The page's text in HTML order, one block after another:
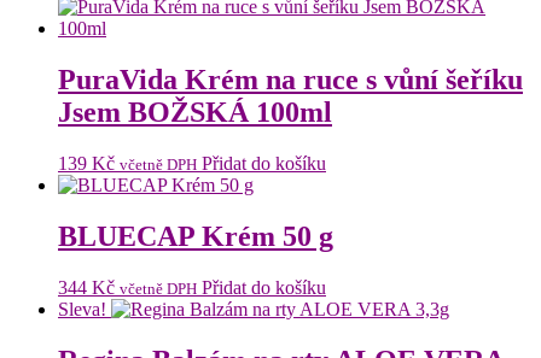
PuraVida Krém na ruce s vůní šeříku
Jsem BOŽSKÁ 100ml
139 Kč včetně DPH Přidat do košíku
BLUECAP Krém 50 g
344 Kč včetně DPH Přidat do košíku
Sleva!